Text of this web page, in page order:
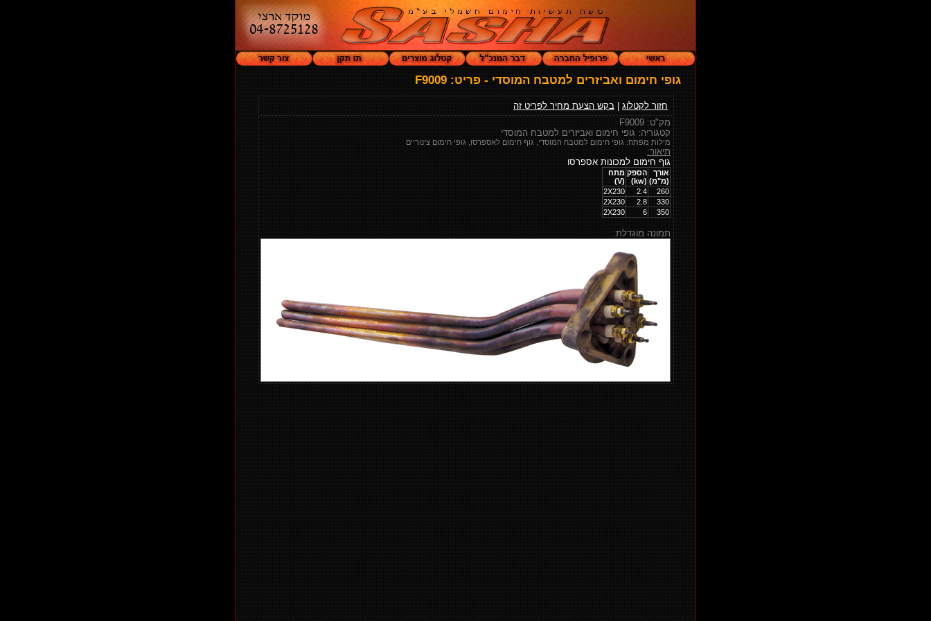
גופי חימום ואביזרים למטבח המוסדי - פריט: F9009
חזור לקטלוג
בקש הצעת מחיר לפריט זה
מק"ט: F9009
קטגוריה: גופי חימום ואביזרים למטבח המוסדי
מילות מפתח: גופי חימום למטבח המוסדי, גוף חימום לאספרסו, גופי חימום צינוריים
תיאור:
גוף חימום למכונות אספרסו
אורך
(מ"מ)
הספק
(kw)
מתח
(V)
260
2.4
2X230
330
2.8
2X230
350
6
2X230
תמונה מוגדלת: